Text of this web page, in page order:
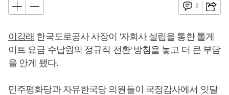
2
이강래 한국도로공사 사장이 '자회사 설립을 통한 톨게
이트 요금 수납원의 정규직 전환' 방침을 놓고 더 큰 부담
을 안게 됐다.
민주평화당과 자유한국당 의원들이 국정감사에서 잇달